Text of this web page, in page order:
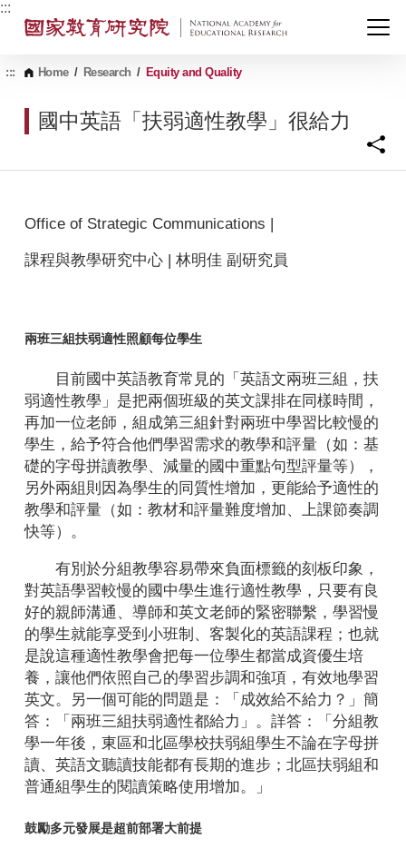
G
C
t
:::
::: Home / Research / Equity and Quality
國中英語「扶弱適性教學」很給力
Office of Strategic Communications |
課程與教學研究中心 | 林明佳 副研究員
兩班三組扶弱適性照顧每位學生
目前國中英語教育常見的「英語文兩班三組，扶
弱適性教學」是把兩個班級的英文課排在同樣時間，
再加一位老師，組成第三組針對兩班中學習比較慢的
學生，給予符合他們學習需求的教學和評量（如：基
礎的字母拼讀教學、減量的國中重點句型評量等），
另外兩組則因為學生的同質性增加，更能給予適性的
教學和評量（如：教材和評量難度增加、上課節奏調
快等）。
有別於分組教學容易帶來負面標籤的刻板印象，
對英語學習較慢的國中學生進行適性教學，只要有良
好的親師溝通、導師和英文老師的緊密聯繫，學習慢
的學生就能享受到小班制、客製化的英語課程；也就
是說這種適性教學會把每一位學生都當成資優生培
養，讓他們依照自己的學習步調和強項，有效地學習
英文。另一個可能的問題是：「成效給不給力？」簡
答：「兩班三組扶弱適性都給力」。詳答：「分組教
學一年後，東區和北區學校扶弱組學生不論在字母拼
讀、英語文聽讀技能都有長期的進步；北區扶弱組和
普通組學生的閱讀策略使用增加。」
鼓勵多元發展是超前部署大前提